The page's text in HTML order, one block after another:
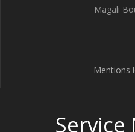
Magali
Mentions
Service